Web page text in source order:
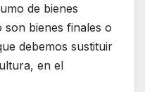
de bienes
bienes finales o
debemos sustituir
en el